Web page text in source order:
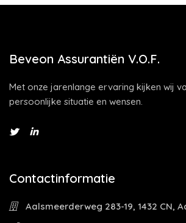
Beveon Assurantiën V.O.F.
Met onze jarenlange ervaring kijken wij
persoonlijke situatie en wensen.
Contactinformatie
Aalsmeerderweg 283-19, 1432 CN,